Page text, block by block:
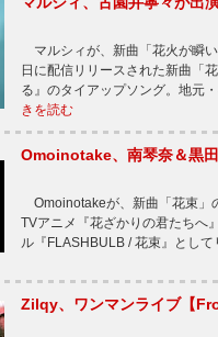
マルシィが、新曲「花火が瞬
日に配信リリースされた新曲「
る』のタイアップソング。地元
きを読む
Omoinotake、南琴奈＆黒
Omoinotakeが、新曲「花束」
TVアニメ『花ざかりの君たちへ
ル『FLASHBULB / 花束』とし
Zilqy、ワンマンライブ【